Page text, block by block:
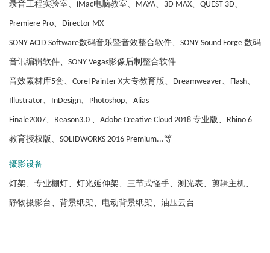
录音工程实验室、iMac电脑教室、MAYA、3D MAX、QUEST 3D、
Premiere Pro、Director MX
SONY ACID Software数码音乐暨音效整合软件、SONY Sound Forge 数码
音讯编辑软件、SONY Vegas影像后制整合软件
音效素材库5套、Corel Painter X大专教育版、Dreamweaver、Flash、
Illustrator、InDesign、Photoshop、Alias
Finale2007、Reason3.0 、Adobe Creative Cloud 2018 专业版、Rhino 6
教育授权版、SOLIDWORKS 2016 Premium...等
摄影设备
灯架、专业棚灯、灯光延伸架、三节式怪手、测光表、剪辑主机、
静物摄影台、背景纸架、电动背景纸架、油压云台